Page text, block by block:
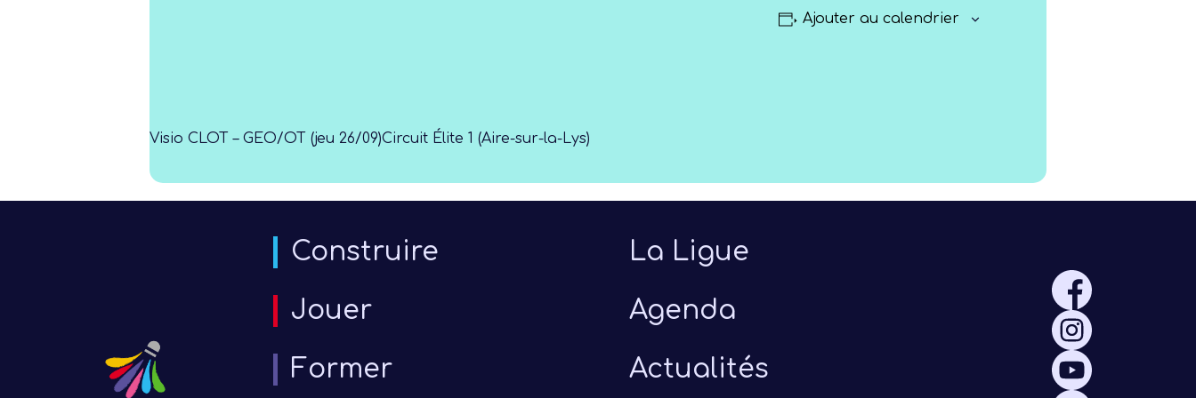
Rayonner
Ajouter au calendrier
Visio CLOT – GEO/OT (jeu 26/09)Circuit Élite 1 (Aire-sur-la-Lys)
Construire
Jouer
Former
La Ligue
Agenda
Actualités